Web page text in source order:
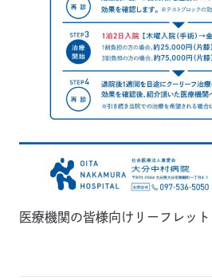
医療機関の皆様向けリーフレット